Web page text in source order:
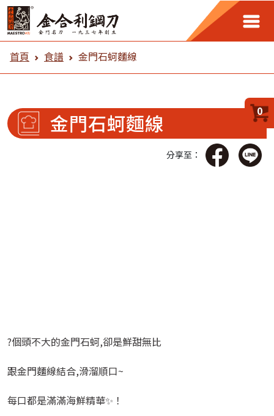
0
金合利鋼刀 食譜
首頁 食譜 金門石蚵麵線
金門石蚵麵線
分享至：
?個頭不大的金門石蚵,卻是鮮甜無比
跟金門麵線結合,滑溜順口~
每口都是滿滿海鮮精華✨！